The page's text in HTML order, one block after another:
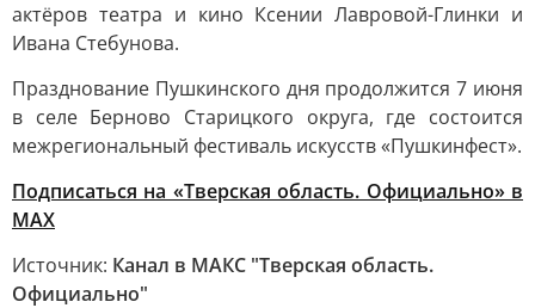
актёров театра и кино Ксении Лавровой-Глинки и
Ивана Стебунова.
Празднование Пушкинского дня продолжится 7 июня
в селе Берново Старицкого округа, где состоится
межрегиональный фестиваль искусств «Пушкинфест».
Подписаться на «Тверская область. Официально» в
МАХ
Источник: Канал в МАКС "Тверская область.
Официально"